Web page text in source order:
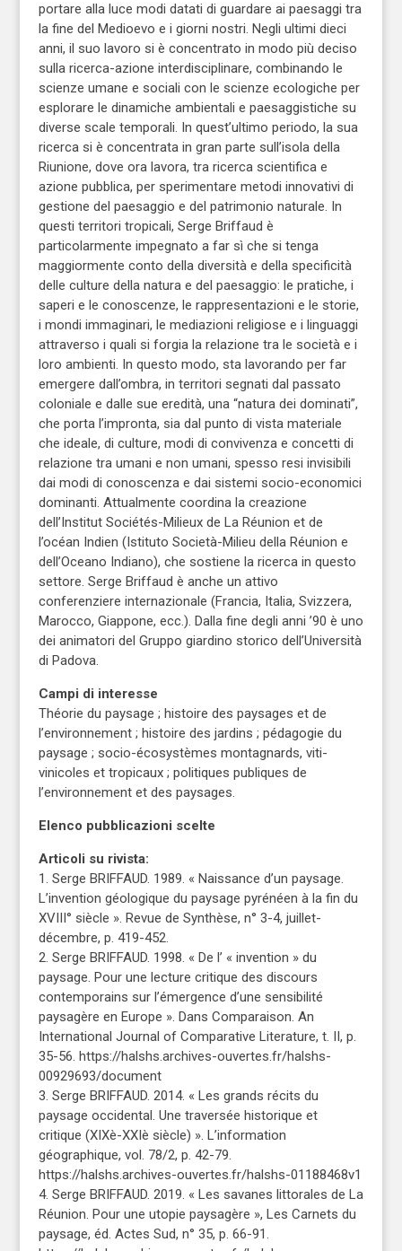
portare alla luce modi datati di guardare ai paesaggi tra
la fine del Medioevo e i giorni nostri. Negli ultimi dieci
anni, il suo lavoro si è concentrato in modo più deciso
sulla ricerca-azione interdisciplinare, combinando le
scienze umane e sociali con le scienze ecologiche per
esplorare le dinamiche ambientali e paesaggistiche su
diverse scale temporali. In quest’ultimo periodo, la sua
ricerca si è concentrata in gran parte sull’isola della
Riunione, dove ora lavora, tra ricerca scientifica e
azione pubblica, per sperimentare metodi innovativi di
gestione del paesaggio e del patrimonio naturale. In
questi territori tropicali, Serge Briffaud è
particolarmente impegnato a far sì che si tenga
maggiormente conto della diversità e della specificità
delle culture della natura e del paesaggio: le pratiche, i
saperi e le conoscenze, le rappresentazioni e le storie,
i mondi immaginari, le mediazioni religiose e i linguaggi
attraverso i quali si forgia la relazione tra le società e i
loro ambienti. In questo modo, sta lavorando per far
emergere dall’ombra, in territori segnati dal passato
coloniale e dalle sue eredità, una “natura dei dominati”,
che porta l’impronta, sia dal punto di vista materiale
che ideale, di culture, modi di convivenza e concetti di
relazione tra umani e non umani, spesso resi invisibili
dai modi di conoscenza e dai sistemi socio-economici
dominanti. Attualmente coordina la creazione
dell’Institut Sociétés-Milieux de La Réunion et de
l’océan Indien (Istituto Società-Milieu della Réunion e
dell’Oceano Indiano), che sostiene la ricerca in questo
settore. Serge Briffaud è anche un attivo
conferenziere internazionale (Francia, Italia, Svizzera,
Marocco, Giappone, ecc.). Dalla fine degli anni ’90 è uno
dei animatori del Gruppo giardino storico dell’Università
di Padova.
Campi di interesse
Théorie du paysage ; histoire des paysages et de
l’environnement ; histoire des jardins ; pédagogie du
paysage ; socio-écosystèmes montagnards, viti-
vinicoles et tropicaux ; politiques publiques de
l’environnement et des paysages.
Elenco pubblicazioni scelte
Articoli su rivista:
1. Serge BRIFFAUD. 1989. « Naissance d’un paysage.
L’invention géologique du paysage pyrénéen à la fin du
XVIII° siècle ». Revue de Synthèse, n° 3-4, juillet-
décembre, p. 419-452.
2. Serge BRIFFAUD. 1998. « De l’ « invention » du
paysage. Pour une lecture critique des discours
contemporains sur l’émergence d’une sensibilité
paysagère en Europe ». Dans Comparaison. An
International Journal of Comparative Literature, t. II, p.
35-56. https://halshs.archives-ouvertes.fr/halshs-
00929693/document
3. Serge BRIFFAUD. 2014. « Les grands récits du
paysage occidental. Une traversée historique et
critique (XIXè-XXIè siècle) ». L’information
géographique, vol. 78/2, p. 42-79.
https://halshs.archives-ouvertes.fr/halshs-01188468v1
4. Serge BRIFFAUD. 2019. « Les savanes littorales de La
Réunion. Pour une utopie paysagère », Les Carnets du
paysage, éd. Actes Sud, n° 35, p. 66-91.